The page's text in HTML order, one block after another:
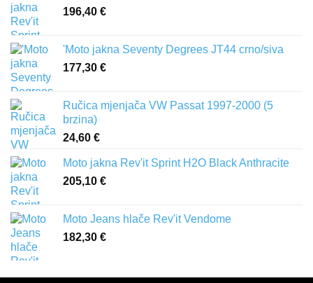
196,40 €
'Moto jakna Seventy Degrees JT44 crno/siva
177,30 €
Ručica mjenjača VW Passat 1997-2000 (5
brzina)
24,60 €
Moto jakna Rev'it Sprint H2O Black Anthracite
205,10 €
Moto Jeans hlače Rev'it Vendome
182,30 €